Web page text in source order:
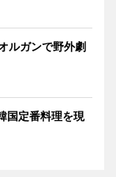
ルガンで野外劇
国定番料理を現